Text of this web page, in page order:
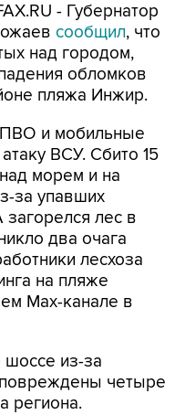
- Губернатор
сообщил, что
над городом,
обломков
пляжа Инжир.
и мобильные
ВСУ. Сбито 15
морем и на
за упавших
лес в
два очага
лесхоза
на пляже
Мах-канале в
из-за
четыре
региона.